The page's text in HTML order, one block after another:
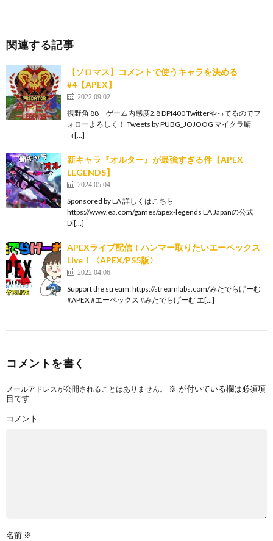
関連する記事
【ソロマス】コメントで使うキャラを決める
#4【APEX】
2022.09.02
視野角 88 ゲーム内感度2.8 DPI400 Twitterやってるのでフ
ォローよろしく！ Tweets by PUBG_JOJOOG マイクラ鯖
（[…]
新キャラ『オルター』が最強すぎる件【APEX
LEGENDS】
2024.05.04
Sponsored by EA 詳しくはこちら
https://www.ea.com/games/apex-legends EA Japanの公式
Di[…]
APEXライブ配信！ハンマー取りたいエーペックス
Live！〈APEX/PS5版〉
2022.04.06
Support the stream: https://streamlabs.com/みたでらげーむ
#APEX #エーペックス #みたでらげーむ エ[…]
コメントを書く
メールアドレスが公開されることはありません。 ※ が付いている欄は必須項
目です
コメント
名前 ※